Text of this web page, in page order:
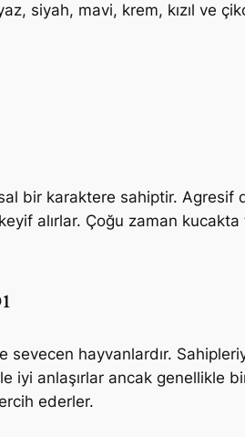
siyah, mavi, krem, kızıl ve
bir karaktere sahiptir. Agresif
alırlar. Çoğu zaman
sevecen hayvanlardır.
iyi anlaşırlar ancak genellikle
ederler.